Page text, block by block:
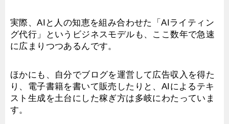
実際、AIと人の知恵を組み合わせた「AIライティン
グ代行」というビジネスモデルも、ここ数年で急速
に広まりつつあるんです。
ほかにも、自分でブログを運営して広告収入を得た
り、電子書籍を書いて販売したりと、AIによるテキ
スト生成を土台にした稼ぎ方は多岐にわたっていま
す。